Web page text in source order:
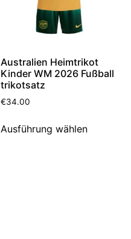
Australien Heimtrikot
Kinder WM 2026 Fußball
trikotsatz
€34.00
Ausführung wählen